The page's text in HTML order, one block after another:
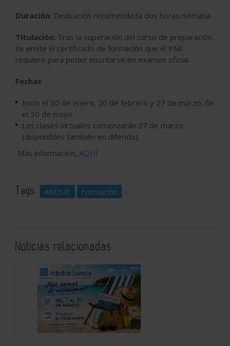
Duración: Dedicación recomendada dos horas/semana.
Titulación: Tras la superación del curso de preparación,
se emite el certificado de formación que el PMI
requiere para poder inscribirse en examen oficial.
Fechas:
Inicio el 30 de enero, 20 de febrero y 27 de marzo, fin
el 30 de mayo.
Las clases virtuales comenzarán 27 de marzo
(disponibles también en diferido).
Más información, AQUÍ
Tags: ANQUE Formación
Noticias relacionadas